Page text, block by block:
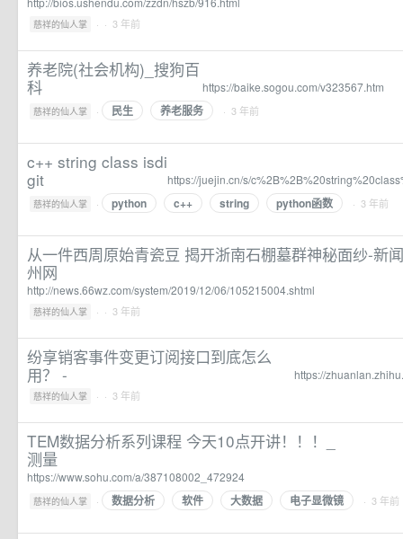
慈祥的仙人掌 · · 3 年前
养老院(社会机构)_搜狗百
科
https://baike.sogou.com/v323567.htm
慈祥的仙人掌 · 民生 养老服务 · 3 年前
c++ string class isdi
git
https://juejin.cn/s/
慈祥的仙人掌 · python c++ string python函数 · 3 年前
从一件西周原始青瓷豆 揭开浙南石棚墓群神秘面纱-新
州网
http://news.66wz.com/system/2019/12/06/105215004.shtml
慈祥的仙人掌 · · 3 年前
纷享销客事件变更订阅接口到底怎么
用？ -
https://
慈祥的仙人掌 · · 3 年前
TEM数据分析系列课程 今天10点开讲！！！_
测量
https://www.sohu.com/a/387108002_472924
慈祥的仙人掌 · 数据分析 软件 大数据 电子显微镜 · 3 年前